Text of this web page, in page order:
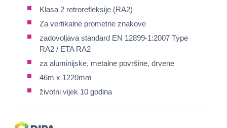
Klasa 2 retrorefleksije (RA2)
Za vertikalne prometne znakove
zadovoljava standard EN 12899-1:2007 Type
RA2 / ETA RA2
za aluminijske, metalne površine, drvene
46m x 1220mm
životni vijek 10 godina